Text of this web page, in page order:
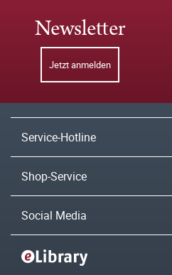
Newsletter
Jetzt anmelden
Service-Hotline
Shop-Service
Social Media